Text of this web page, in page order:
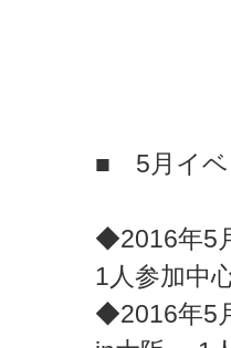
■ 5月イ
◆2016年5
1人参加中
◆2016年5